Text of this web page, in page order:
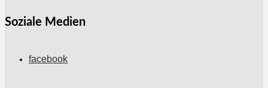
Soziale Medien
facebook